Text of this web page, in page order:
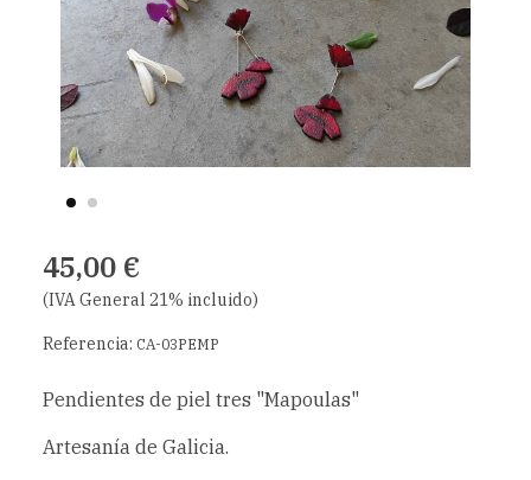
45,00 €
(IVA General 21% incluido)
Referencia: CA-03PEMP
Pendientes de piel tres "Mapoulas"
Artesanía de Galicia.